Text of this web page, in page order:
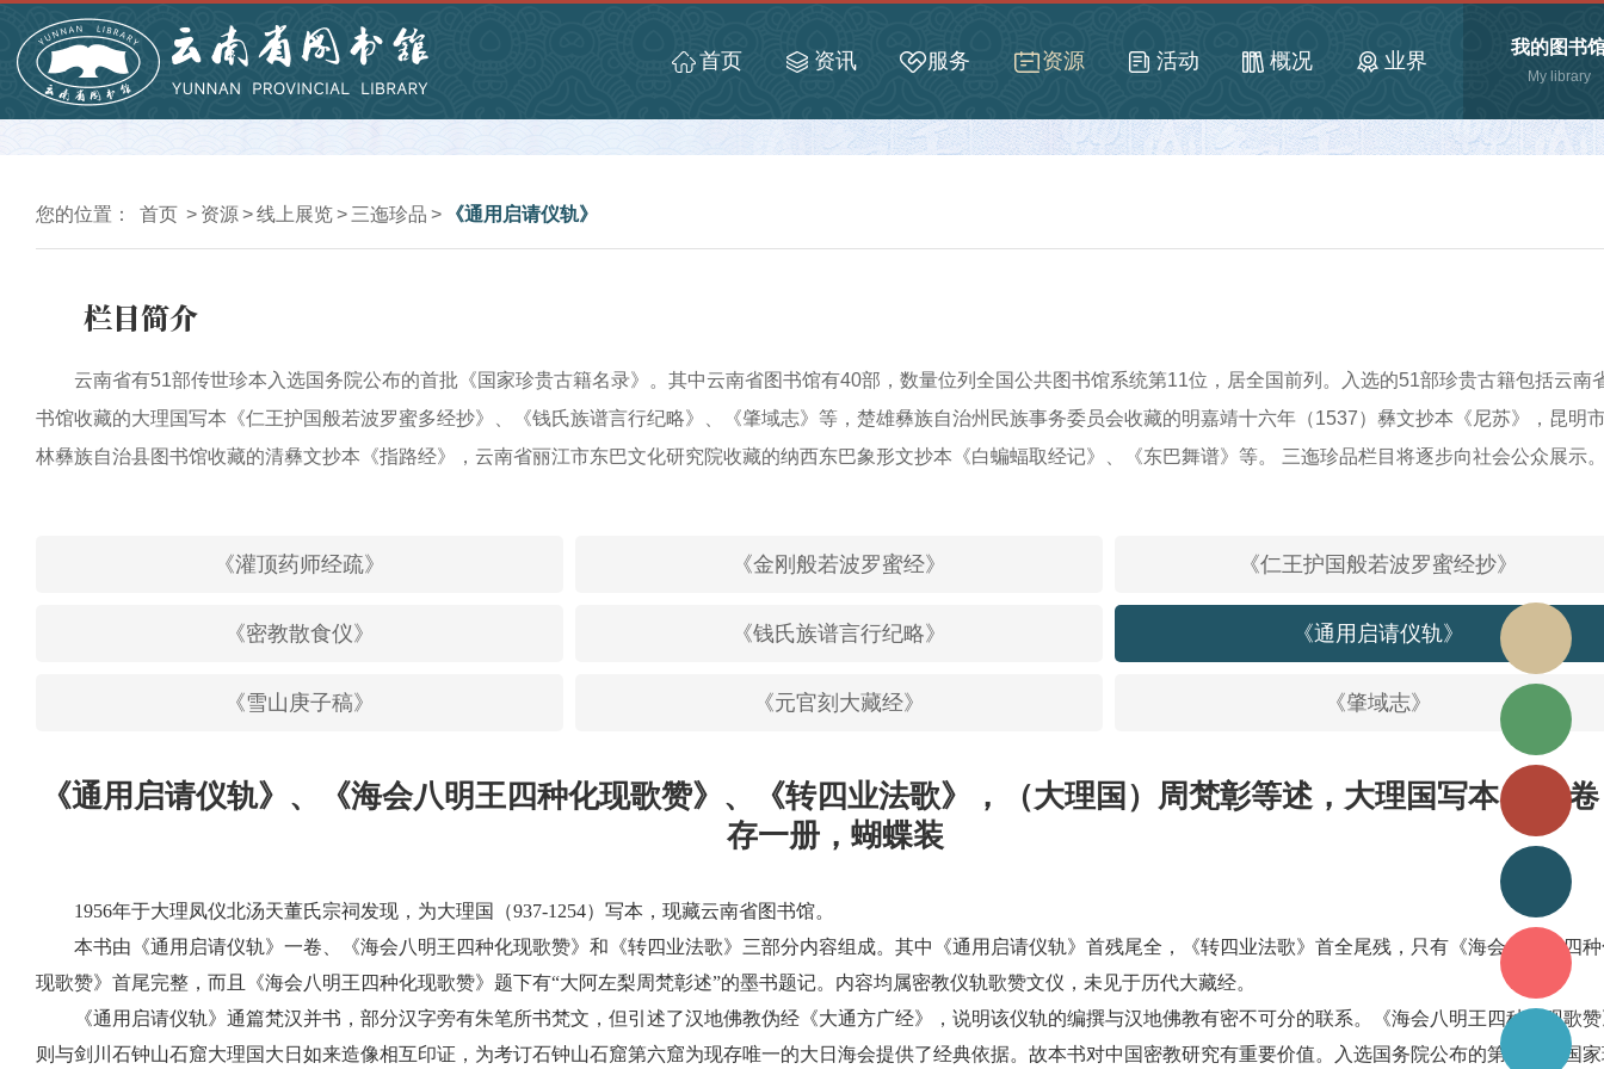
首页 资讯 服务 资源 活动 概况 业界
我的图书
My library
您的位置： 首页 > 资源>线上展览> 三迤珍品 > 《通用启请仪轨》
栏目简介
云南省有51部传世珍本入选国务院公布的首批《国家珍贵古籍名录》。其中云南省图书馆有40部，数量位列全国公共图书馆系统第11位，居全国前列。入选的51部珍贵古籍包括云南
书馆收藏的大理国写本《仁王护国般若波罗蜜多经抄》、《钱氏族谱言行纪略》、《肇域志》等，楚雄彝族自治州民族事务委员会收藏的明嘉靖十六年（1537）彝文抄本《尼苏》，昆明
林彝族自治县图书馆收藏的清彝文抄本《指路经》，云南省丽江市东巴文化研究院收藏的纳西东巴象形文抄本《白蝙蝠取经记》、《东巴舞谱》等。 三迤珍品栏目将逐步向社会公众展示
《灌顶药师经疏》 《金刚般若波罗蜜经》 《仁王护国般若波罗蜜经抄》
《密教散食仪》 《钱氏族谱言行纪略》 《通用启请仪轨》
《雪山庚子稿》 《元官刻大藏经》 《肇域志》
《通用启请仪轨》、《海会八明王四种化现歌赞》、《转四业法歌》，（大理国）周梵彰等述，大理国写本，□□
存一册，蝴蝶装
1956年于大理凤仪北汤天董氏宗祠发现，为大理国（937-1254）写本，现藏云南省图书馆。
本书由《通用启请仪轨》一卷、《海会八明王四种化现歌赞》和《转四业法歌》三部分内容组成。其中《通用启请仪轨》首残尾全，《转四业法歌》首全尾残，只有《海会八明王四
现歌赞》首尾完整，而且《海会八明王四种化现歌赞》题下有“大阿左梨周梵彰述”的墨书题记。内容均属密教仪轨歌赞文仪，未见于历代大藏经。
《通用启请仪轨》通篇梵汉并书，部分汉字旁有朱笔所书梵文，但引述了汉地佛教伪经《大通方广经》，说明该仪轨的编撰与汉地佛教有密不可分的联系。《海会八明王四种化现歌
则与剑川石钟山石窟大理国大日如来造像相互印证，为考订石钟山石窟第六窟为现存唯一的大日海会提供了经典依据。故本书对中国密教研究有重要价值。入选国务院公布的第一批《国